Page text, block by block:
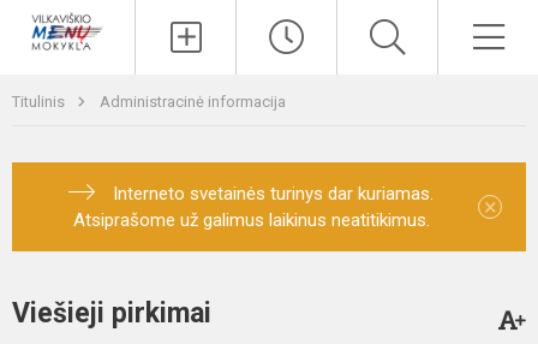
Titulinis Administracinė informacija
Interneto svetainės turinys dar kuriamas.
Atsiprašome už galimus laikinus neatitikimus.
×
Viešieji pirkimai